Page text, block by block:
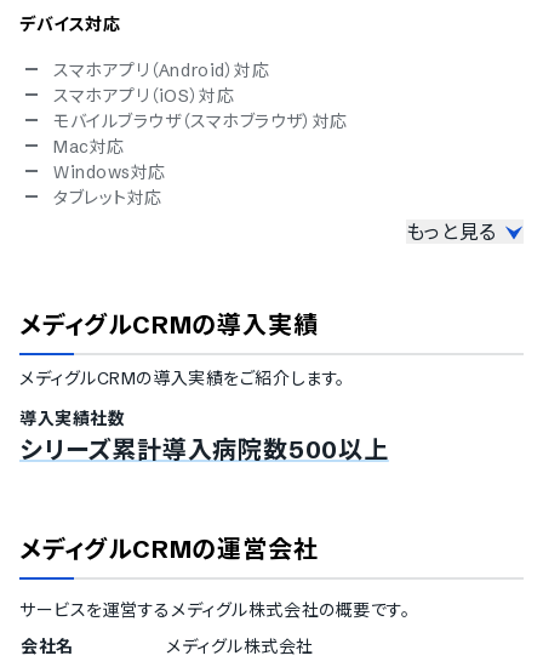
デバイス対応
スマホアプリ（Android）対応
スマホアプリ（iOS）対応
モバイルブラウザ（スマホブラウザ）対応
Mac対応
Windows対応
タブレット対応
冗長化
通信の暗号化
IP制限
二要素認証・二段階認証
シングルサインオン
対応言語
中国語
デンマーク語
オランダ語
フィンランド語
フランス語
もっと見る
メディグルCRMの導入実績
メディグルCRMの導入実績をご紹介します。
導入実績社数
シリーズ累計導入病院数500以上
メディグルCRMの運営会社
サービスを運営するメディグル株式会社の概要です。
会社名
メディグル株式会社